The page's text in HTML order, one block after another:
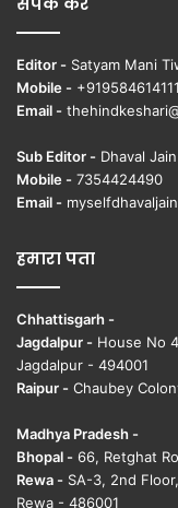
Editor - Satyam Mani
Mobile -
Email -
Sub Editor - Dhaval Jain
Mobile - 7354424490
Email -
हमारा पता
Chhattisgarh -
Jagdalpur - House No
Jagdalpur - 494001
Raipur - Chaubey
Madhya Pradesh -
Bhopal - 66, Retghat
Rewa - SA-3, 2nd
Rewa - 486001